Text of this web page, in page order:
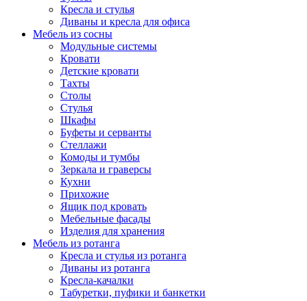
Кресла и стулья
Диваны и кресла для офиса
Мебель из сосны
Модульные системы
Кровати
Детские кровати
Тахты
Столы
Стулья
Шкафы
Буфеты и серванты
Стеллажи
Комоды и тумбы
Зеркала и граверсы
Кухни
Прихожие
Ящик под кровать
Мебельные фасады
Изделия для хранения
Мебель из ротанга
Кресла и стулья из ротанга
Диваны из ротанга
Кресла-качалки
Табуретки, пуфики и банкетки